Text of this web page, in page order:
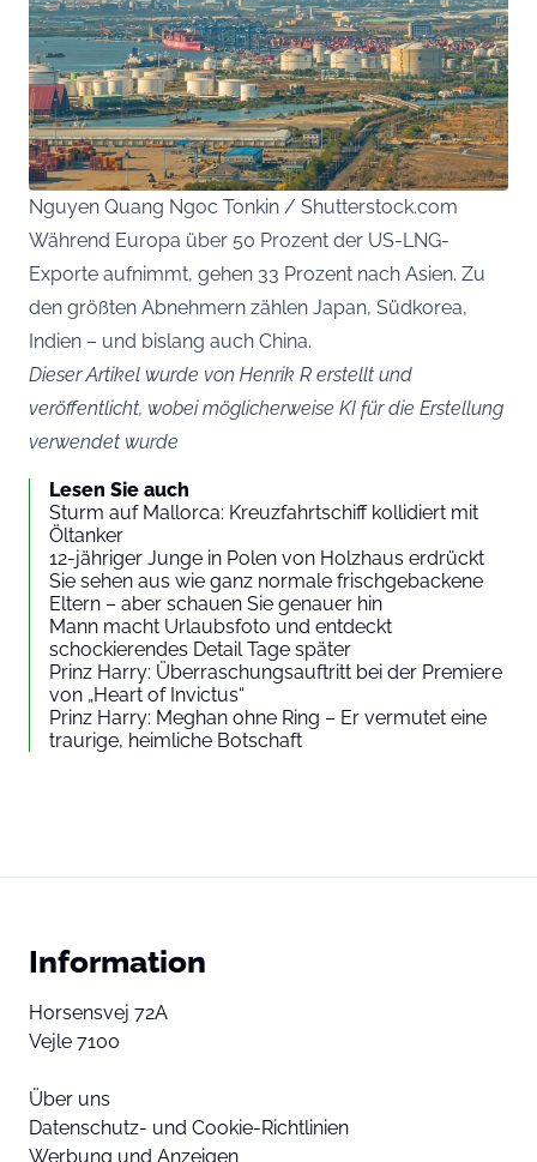
Nguyen Quang Ngoc Tonkin / Shutterstock.com
Während Europa über 50 Prozent der US-LNG-
Exporte aufnimmt, gehen 33 Prozent nach Asien. Zu
den größten Abnehmern zählen Japan, Südkorea,
Indien – und bislang auch China.
Dieser Artikel wurde von Henrik R erstellt und
veröffentlicht, wobei möglicherweise KI für die Erstellung
verwendet wurde
Lesen Sie auch
Sturm auf Mallorca: Kreuzfahrtschiff kollidiert mit
Öltanker
12-jähriger Junge in Polen von Holzhaus erdrückt
Sie sehen aus wie ganz normale frischgebackene
Eltern – aber schauen Sie genauer hin
Mann macht Urlaubsfoto und entdeckt
schockierendes Detail Tage später
Prinz Harry: Überraschungsauftritt bei der Premiere
von „Heart of Invictus“
Prinz Harry: Meghan ohne Ring – Er vermutet eine
traurige, heimliche Botschaft
Information
Horsensvej 72A
Vejle 7100
Über uns
Datenschutz- und Cookie-Richtlinien
Werbung und Anzeigen